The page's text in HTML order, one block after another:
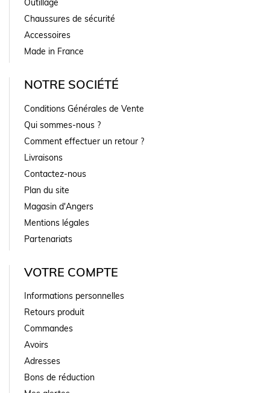
Chaussures de sécurité
Accessoires
Made in France
NOTRE SOCIÉTÉ
Conditions Générales de Vente
Qui sommes-nous ?
Comment effectuer un retour ?
Livraisons
Contactez-nous
Plan du site
Magasin d'Angers
Mentions légales
Partenariats
VOTRE COMPTE
Informations personnelles
Retours produit
Commandes
Avoirs
Adresses
Bons de réduction